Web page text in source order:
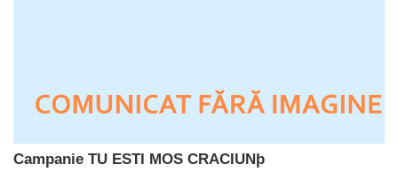
Campanie TU ESTI MOS CRACIUNþ